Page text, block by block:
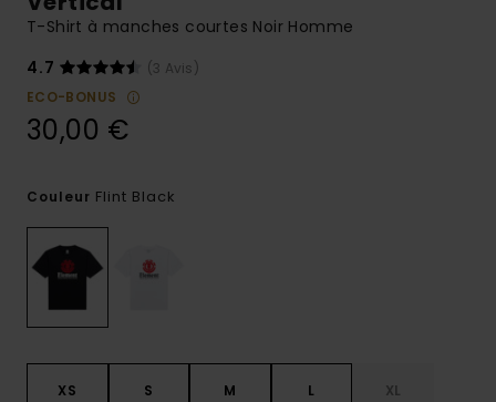
T-Shirt à manches courtes Noir Homme
4.7
(3 Avis)
ECO-BONUS
30,00 €
Couleur Flint Black
XS S M L XL